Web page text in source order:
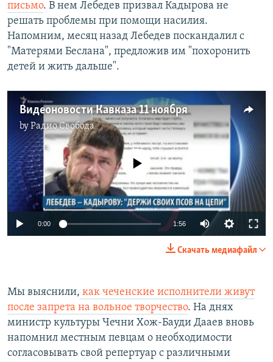
письмо. В нем Лебедев призвал Кадырова не
решать проблемы при помощи насилия.
Напомним, месяц назад Лебедев поскандалил с
"Матерями Беслана", предложив им "похоронить
детей и жить дальше".
Видеоновости Кавказа 11 ноября
byРадио Свобода
No media source currently available
0:00 1:56
Скачать медиафайл
Мы выяснили, как чеченские исполнители живут
после запрета на вольное творчество. На днях
министр культуры Чечни Хож-Бауди Дааев вновь
напомнил местным певцам о необходимости
согласовывать свой репертуар с различными